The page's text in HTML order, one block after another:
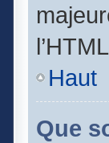
Haut
Que